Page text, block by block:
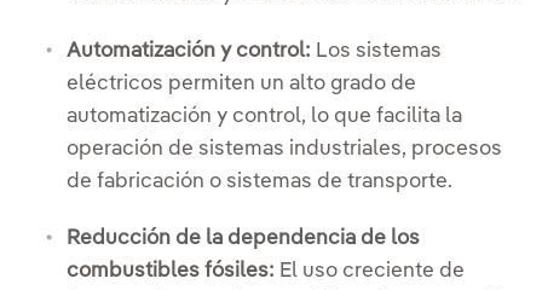
Automatización y control: Los sistemas
eléctricos permiten un alto grado de
automatización y control, lo que facilita la
operación de sistemas industriales, procesos
de fabricación o sistemas de transporte.
Reducción de la dependencia de los
combustibles fósiles: El uso creciente de